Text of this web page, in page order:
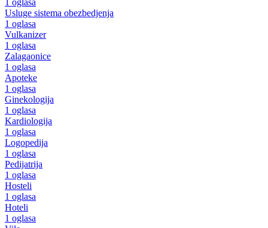
1 oglasa
Usluge sistema obezbedjenja
1 oglasa
Vulkanizer
1 oglasa
Zalagaonice
1 oglasa
Apoteke
1 oglasa
Ginekologija
1 oglasa
Kardiologija
1 oglasa
Logopedija
1 oglasa
Pedijatrija
1 oglasa
Hosteli
1 oglasa
Hoteli
1 oglasa